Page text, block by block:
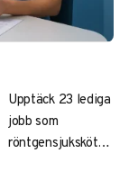
Upptäck 23 lediga
jobb som
röntgensjuksköter